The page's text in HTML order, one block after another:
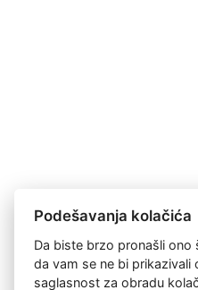
Podešavanja kolačića
Da biste brzo pronašli
da vam se ne bi prikazivali
saglasnost zaobradu